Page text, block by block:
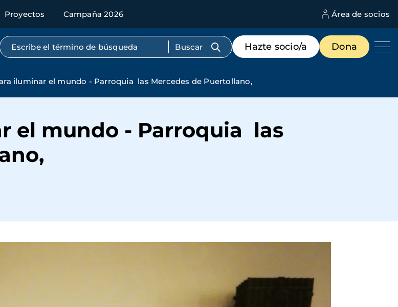
Proyectos Campaña 2026 Área de socios
Búsqueda por texto completo
Menú
de
destacados
Hazte socio/a Dona
iluminar el mundo - Parroquia las Mercedes de Puertollano,
el mundo - Parroquia las